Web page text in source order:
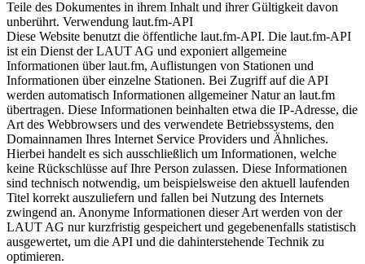
Teile des Dokumentes in ihrem Inhalt und ihrer Gültigkeit davon
unberührt. Verwendung laut.fm-API
Diese Website benutzt die öffentliche laut.fm-API. Die laut.fm-API
ist ein Dienst der LAUT AG und exponiert allgemeine
Informationen über laut.fm, Auflistungen von Stationen und
Informationen über einzelne Stationen. Bei Zugriff auf die API
werden automatisch Informationen allgemeiner Natur an laut.fm
übertragen. Diese Informationen beinhalten etwa die IP-Adresse, die
Art des Webbrowsers und des verwendete Betriebssystems, den
Domainnamen Ihres Internet Service Providers und Ähnliches.
Hierbei handelt es sich ausschließlich um Informationen, welche
keine Rückschlüsse auf Ihre Person zulassen. Diese Informationen
sind technisch notwendig, um beispielsweise den aktuell laufenden
Titel korrekt auszuliefern und fallen bei Nutzung des Internets
zwingend an. Anonyme Informationen dieser Art werden von der
LAUT AG nur kurzfristig gespeichert und gegebenenfalls statistisch
ausgewertet, um die API und die dahinterstehende Technik zu
optimieren.